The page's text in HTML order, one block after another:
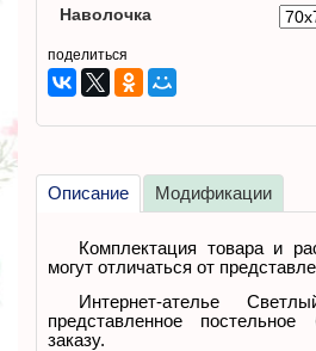
Наволочка
поделиться
Описание Модификации
Комплектация товара и
могут отличаться от
Интернет-ателье
представленное
заказу.